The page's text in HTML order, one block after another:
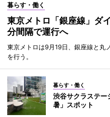
暮らす・働く
東京メトロ「銀座線」
分間隔で運行へ
東京メトロは9月19日、銀座線と丸
を行う。
暮らす・働く
渋谷サクラステー
暑」スポット